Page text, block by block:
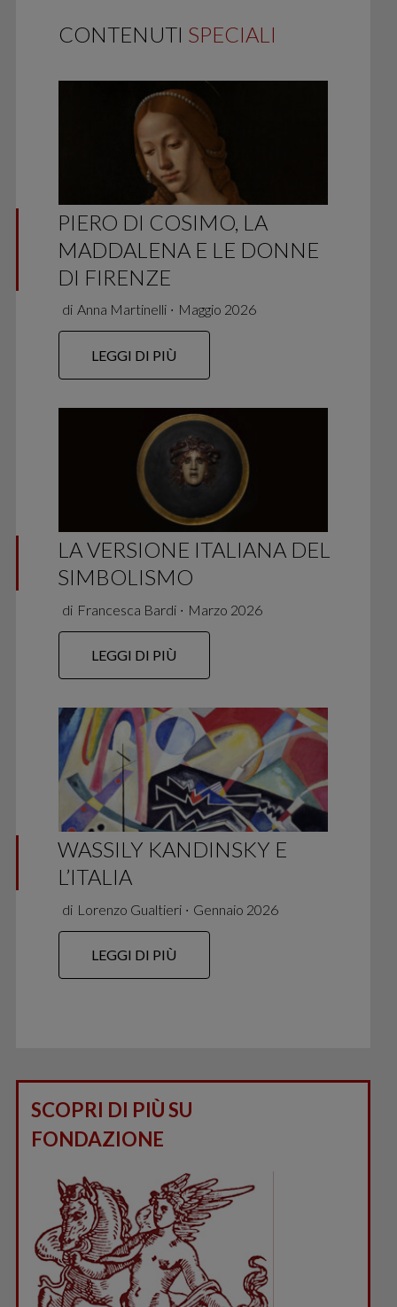
CONTENUTI SPECIALI
PIERO DI COSIMO, LA
MADDALENA E LE DONNE
DI FIRENZE
di Anna Martinelli ∙ Maggio 2026
LEGGI DI PIÙ
LA VERSIONE ITALIANA DEL
SIMBOLISMO
di Francesca Bardi ∙ Marzo 2026
LEGGI DI PIÙ
WASSILY KANDINSKY E
L’ITALIA
di Lorenzo Gualtieri ∙ Gennaio 2026
LEGGI DI PIÙ
SCOPRI DI PIÙ SU
FONDAZIONE